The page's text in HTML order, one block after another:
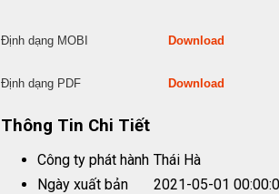
Định dạng MOBI Download
Định dạng PDF Download
Thông Tin Chi Tiết
Công ty phát hành Thái Hà
Ngày xuất bản
2021-05-01